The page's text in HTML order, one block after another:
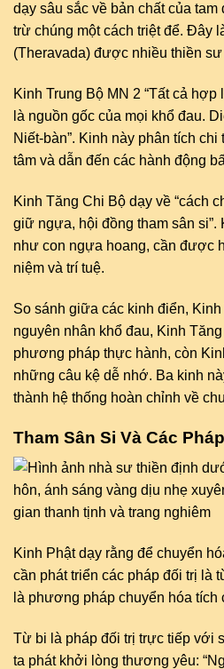
dạy sâu sắc về bản chất của
trừ chúng một cách triệt để. Đây
(Theravada) được nhiều thiền
Kinh Trung Bộ MN 2 “Tất cả hợp
là nguồn gốc của mọi khổ đau.
Niết-bàn”. Kinh này phân tích
tâm và dẫn đến các hành động
Kinh Tăng Chi Bộ dạy về “cách
giữ ngựa, hội đồng tham sân si”.
như con ngựa hoang, cần được
niệm và trí tuệ.
So sánh giữa các kinh điển,
nguyên nhân khổ đau, Kinh
phương pháp thực hành, còn
những câu kệ dễ nhớ. Ba kinh
thành hệ thống hoàn chỉnh về
Tham Sân Si Và Các
Kinh Phật dạy rằng để chuyển
cần phát triển các pháp đối trị là
là phương pháp chuyển hóa tích
Từ bi là pháp đối trị trực tiếp với
ta phát khởi lòng thương yêu: